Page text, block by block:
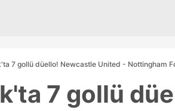
7 gollü düello! Newcastle United - Nottingham
7 gollü